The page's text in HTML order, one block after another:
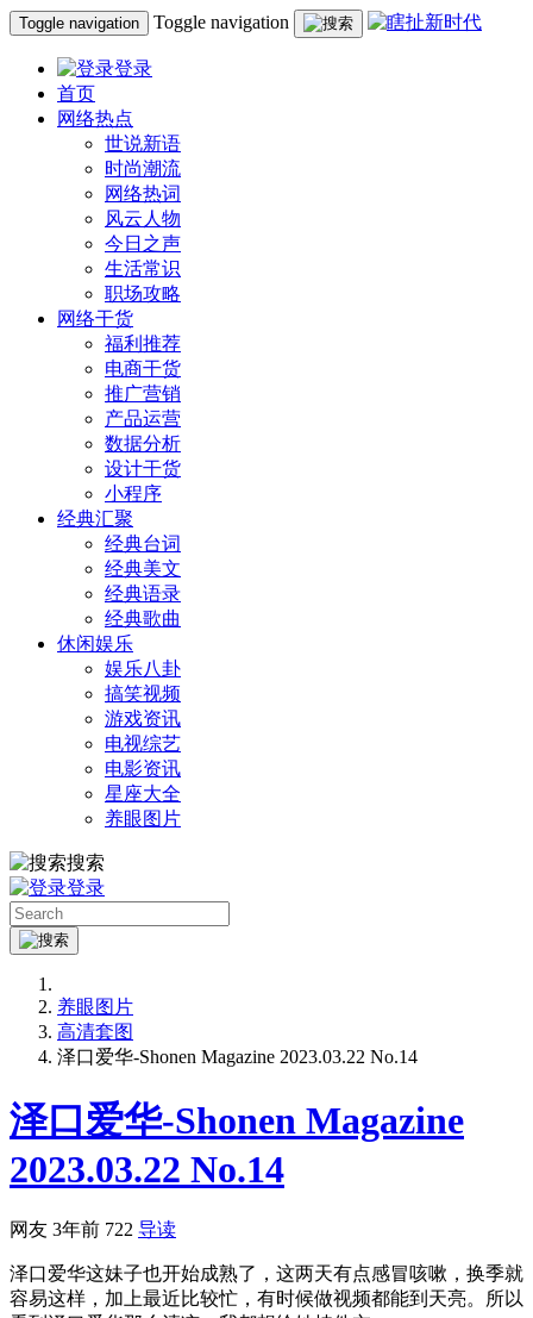
Toggle navigation Toggle navigation
登录
首页
网络热点
世说新语
时尚潮流
网络热词
风云人物
今日之声
生活常识
职场攻略
网络干货
福利推荐
电商干货
推广营销
产品运营
数据分析
设计干货
小程序
经典汇聚
经典台词
经典美文
经典语录
经典歌曲
休闲娱乐
娱乐八卦
搞笑视频
游戏资讯
电视综艺
电影资讯
星座大全
养眼图片
搜索
登录
养眼图片
高清套图
泽口爱华-Shonen Magazine 2023.03.22 No.14
泽口爱华-Shonen Magazine
2023.03.22 No.14
网友 3年前 722 导读
泽口爱华这妹子也开始成熟了，这两天有点感冒咳嗽，换季就
容易这样，加上最近比较忙，有时候做视频都能到天亮。所以